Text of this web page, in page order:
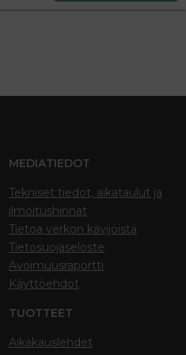
MEDIATIEDOT
Tekniset tiedot, aikataulut ja
ilmoitushinnat
Tietoa verkon kävijöistä
Tietosuojaseloste
Avoimuusraportti
Käyttöehdot
TUOTTEET
Aikakauslehdet